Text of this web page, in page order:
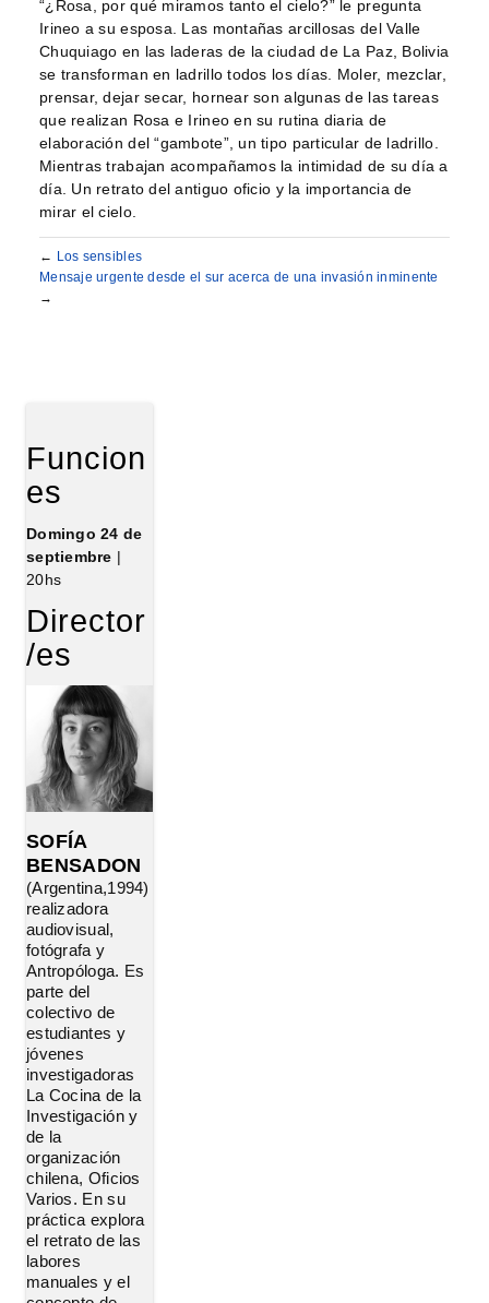
“¿Rosa, por qué miramos tanto el cielo?” le pregunta
Irineo a su esposa. Las montañas arcillosas del Valle
Chuquiago en las laderas de la ciudad de La Paz, Bolivia
se transforman en ladrillo todos los días. Moler, mezclar,
prensar, dejar secar, hornear son algunas de las tareas
que realizan Rosa e Irineo en su rutina diaria de
elaboración del “gambote”, un tipo particular de ladrillo.
Mientras trabajan acompañamos la intimidad de su día a
día. Un retrato del antiguo oficio y la importancia de
mirar el cielo.
← Los sensibles
Mensaje urgente desde el sur acerca de una invasión inminente
→
Funcion
es
Domingo 24 de
septiembre
20hs
Director
/es
SOFÍA
BENSADON
(Argentina,1994)
realizadora
audiovisual,
fotógrafa y
Antropóloga. Es
parte del
colectivo de
estudiantes y
jóvenes
investigadoras
La Cocina de la
Investigación y
de la
organización
chilena, Oficios
Varios. En su
práctica explora
el retrato de las
labores
manuales y el